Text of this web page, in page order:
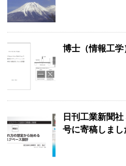
博士（情報工学
日刊工業新聞
号に寄稿しまし